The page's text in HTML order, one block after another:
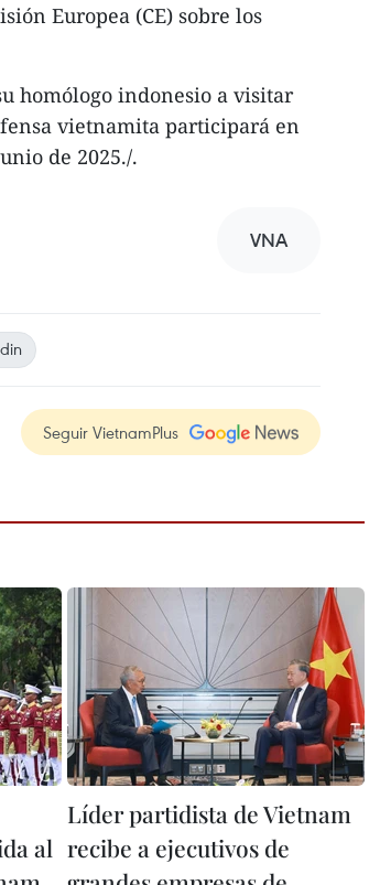
Europea (CE) sobre los
homólogo indonesio a visitar
vietnamita participará en
de 2025./.
VNA
Seguir VietnamPlus
al
Líder partidista de Vietnam
recibe a ejecutivos de